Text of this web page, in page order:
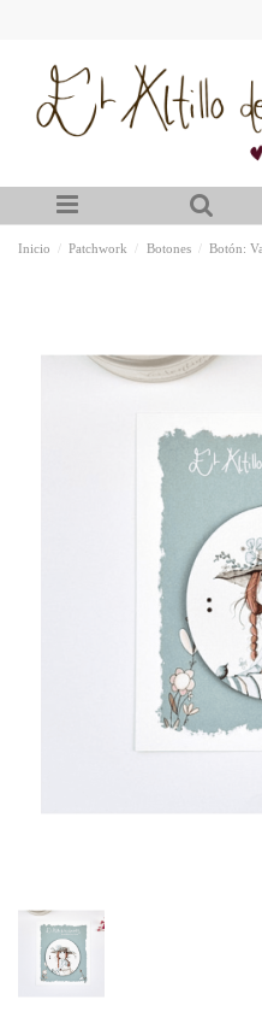
Inicio Patchwork Botones Botón: